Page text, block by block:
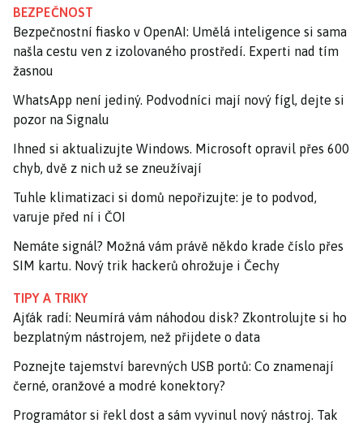
BEZPEČNOST
Bezpečnostní fiasko v OpenAI: Umělá inteligence si sama
našla cestu ven z izolovaného prostředí. Experti nad tím
žasnou
WhatsApp není jediný. Podvodníci mají nový fígl, dejte si
pozor na Signalu
Ihned si aktualizujte Windows. Microsoft opravil přes 600
chyb, dvě z nich už se zneužívají
Tuhle klimatizaci si domů nepořizujte: je to podvod,
varuje před ní i ČOI
Nemáte signál? Možná vám právě někdo krade číslo přes
SIM kartu. Nový trik hackerů ohrožuje i Čechy
TIPY A TRIKY
Ajťák radí: Neumírá vám náhodou disk? Zkontrolujte si ho
bezplatným nástrojem, než přijdete o data
Poznejte tajemství barevných USB portů: Co znamenají
černé, oranžové a modré konektory?
Programátor si řekl dost a sám vyvinul nový nástroj. Tak